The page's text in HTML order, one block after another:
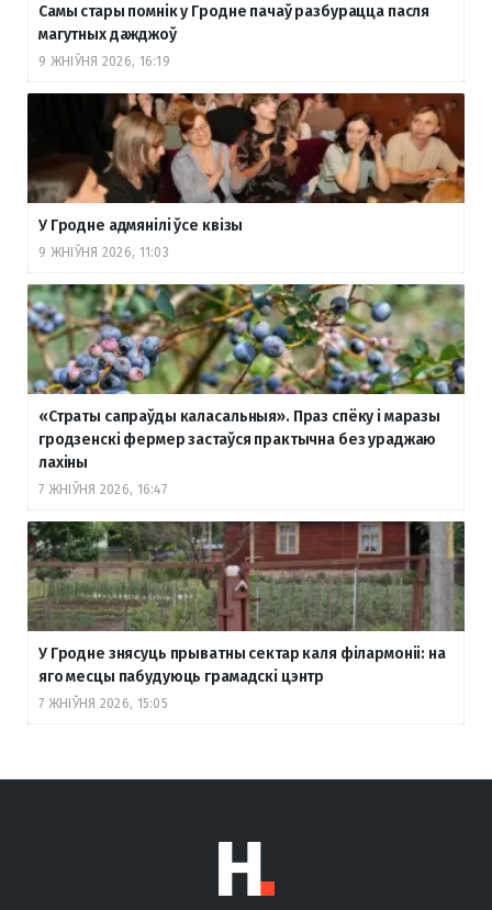
Самы стары помнік у Гродне пачаў разбурацца пасля
магутных дажджоў
9 ЖНІЎНЯ 2026, 16:19
У Гродне адмянілі ўсе квізы
9 ЖНІЎНЯ 2026, 11:03
«Страты сапраўды каласальныя». Праз спёку і маразы
гродзенскі фермер застаўся практычна без ураджаю
лахіны
7 ЖНІЎНЯ 2026, 16:47
У Гродне знясуць прыватны сектар каля філармоніі: на
яго месцы пабудуюць грамадскі цэнтр
7 ЖНІЎНЯ 2026, 15:05